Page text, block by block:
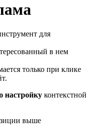
для
в нем
только при клике
настройку контекстной
выше